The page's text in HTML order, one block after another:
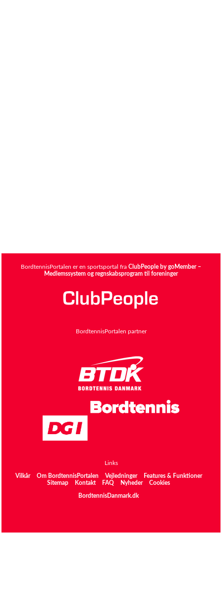
BordtennisPortalen er en sportsportal fra ClubPeople by goMember –
Medlemssystem og regnskabsprogram til foreninger
BordtennisPortalen partner
Links
Vilkår Om BordtennisPortalen Vejledninger
Features & Funktioner
Sitemap
Kontakt FAQ Nyheder Cookies
BordtennisDanmark.dk